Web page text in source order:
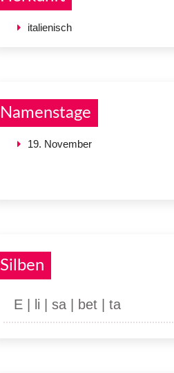
italienisch
Namenstage
19. November
Silben
E | li | sa | bet | ta